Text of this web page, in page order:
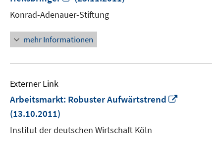
neuem
Fenster
öffnen
Konrad-Adenauer-Stiftung
mehr Informationen
Externer Link
Arbeitsmarkt: Robuster Aufwärtstrend
(13.10.2011)
Institut der deutschen Wirtschaft Köln